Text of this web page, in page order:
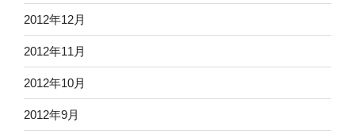
2012年12月
2012年11月
2012年10月
2012年9月